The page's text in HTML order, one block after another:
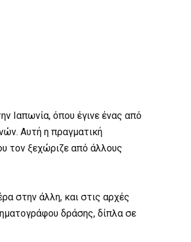
Ιαπωνία, όπου έγινε ένας από
Αυτή η πραγματική
τον ξεχώριζε από άλλους
στην άλλη, και στις αρχές
δράσης, δίπλα σε